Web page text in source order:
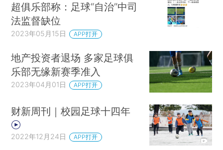
超俱乐部称：足球“自治”中司
法监督缺位
2023年05月15日 APP打开
地产投资者退场 多家足球俱
乐部无缘新赛季准入
2023年04月01日 APP打开
财新周刊｜校园足球十四年
2022年12月24日 APP打开